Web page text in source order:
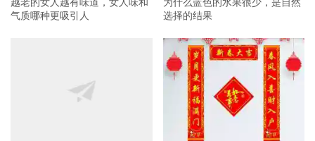
气质哪种更吸引人
选择的结果